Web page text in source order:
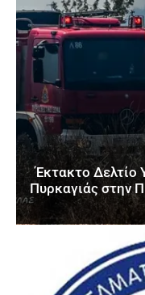
Έκτακτο Δελτίο
Πυρκαγιάς στην